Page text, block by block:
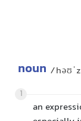
noun /
1
an